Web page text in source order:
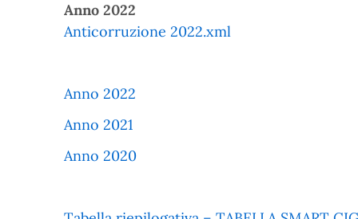
Anno 2022
Anticorruzione 2022.xml
Anno 2022
Anno 2021
Anno 2020